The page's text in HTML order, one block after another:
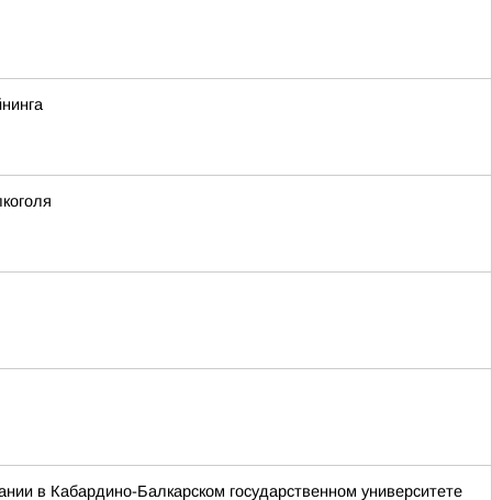
в Кабардино-Балкарском государственном университете